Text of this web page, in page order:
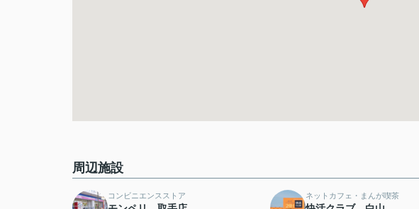
周辺施設
コンビニエンスストア ネットカフェ・まんが喫茶